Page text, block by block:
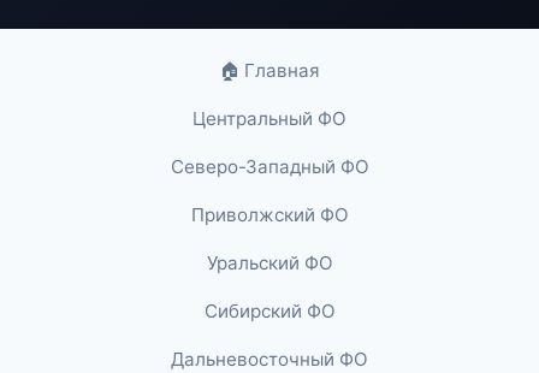
🏠 Главная
Центральный ФО
Северо-Западный ФО
Приволжский ФО
Уральский ФО
Сибирский ФО
Дальневосточный ФО